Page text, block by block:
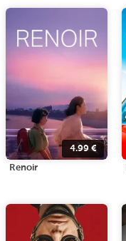
4.99€
Renoir